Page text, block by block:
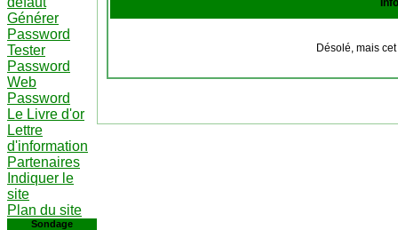
Générer
Password
Tester
Password
Web
Password
Le Livre d'or
Lettre
d'information
Partenaires
Indiquer le
site
Plan du site
Sondage
Désolé, mais